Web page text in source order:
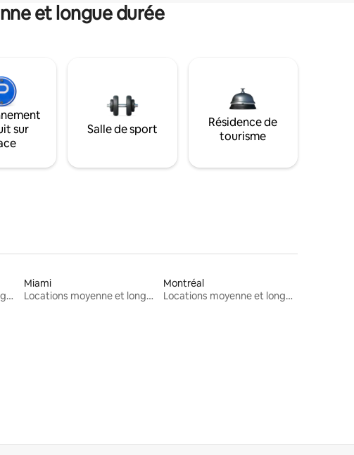
et longue durée
sur
Salle de sport
Résidence de
tourisme
Locations moyenne et longue durée
Miami
Locations moyenne et longue durée
Montréal
Locations moyenne et longue durée